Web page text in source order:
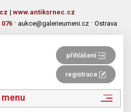
| www.antiksrnec.cz
076 · aukce@galerieumeni.cz · Ostrava
přihlášení
registrace
menu